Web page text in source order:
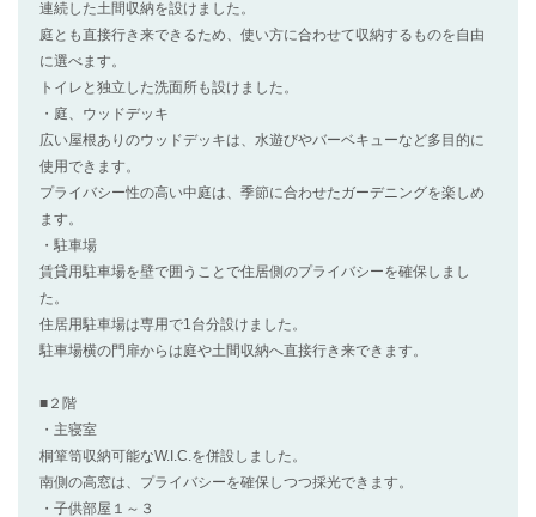
連続した土間収納を設けました。
庭とも直接行き来できるため、使い方に合わせて収納するものを自由
に選べます。
トイレと独立した洗面所も設けました。
・庭、ウッドデッキ
広い屋根ありのウッドデッキは、水遊びやバーベキューなど多目的に
使用できます。
プライバシー性の高い中庭は、季節に合わせたガーデニングを楽しめ
ます。
・駐車場
賃貸用駐車場を壁で囲うことで住居側のプライバシーを確保しまし
た。
住居用駐車場は専用で1台分設けました。
駐車場横の門扉からは庭や土間収納へ直接行き来できます。
■２階
・主寝室
桐箪笥収納可能なW.I.C.を併設しました。
南側の高窓は、プライバシーを確保しつつ採光できます。
・子供部屋１～３